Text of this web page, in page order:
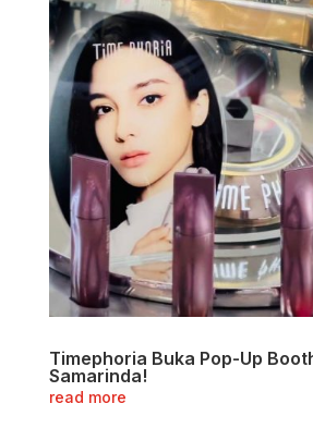
Timephoria Buka Pop-Up
Samarinda!
read more